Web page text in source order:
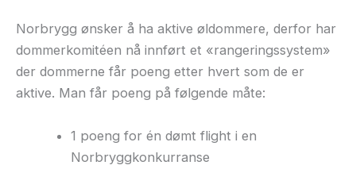
Norbrygg ønsker å ha aktive øldommere, derfor har
dommerkomitéen nå innført et «rangeringssystem»
der dommerne får poeng etter hvert som de er
aktive. Man får poeng på følgende måte:
1 poeng for én dømt flight i en
Norbryggkonkurranse